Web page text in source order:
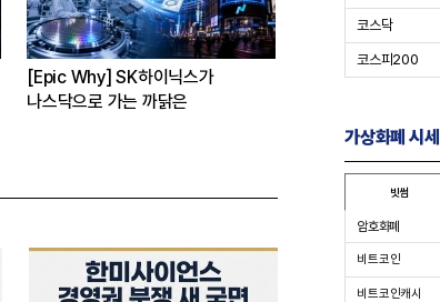
[Epic Why] SK하이닉스가
나스닥으로 가는 까닭은
[CEO’s Speech]
코스닥
코스피200
가상화폐 시세
빗썸
암호화폐
비트코인
비트코인캐시